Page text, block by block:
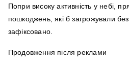
Попри високу активність у небі,
пошкоджень, які б загрожували
зафіксовано.
Продовження після реклами